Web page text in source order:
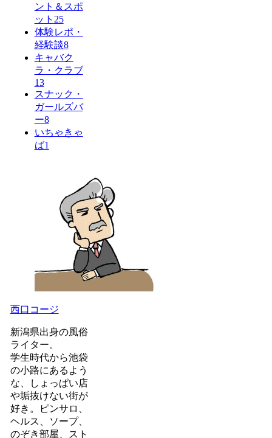
ント＆スポ
ット 25
体験レポ・
経験談8
キャバク
ラ・クラブ
13
スナック・
ガールズバ
ー8
いちゃきゃ
ば1
西口コージ
新潟県出身の風俗
ライター。
学生時代から池袋
の小路にあるよう
な、しょっぱい店
や垢抜けない街が
好き。ピンサロ、
ヘルス、ソープ、
のぞき部屋、スト